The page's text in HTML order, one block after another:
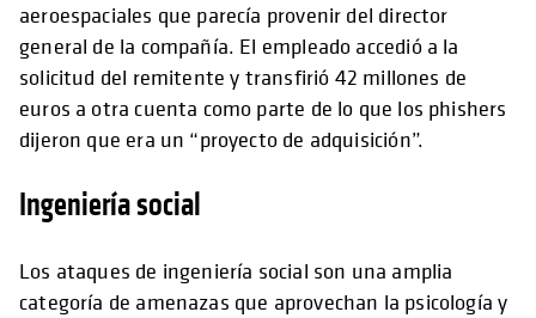
aeroespaciales que parecía provenir del director
general de la compañía. El empleado accedió a la
solicitud del remitente y transfirió 42 millones de
euros a otra cuenta como parte de lo que los phishers
dijeron que era un “proyecto de adquisición”.
Ingeniería social
Los ataques de ingeniería social son una amplia
categoría de amenazas que aprovechan la psicología y